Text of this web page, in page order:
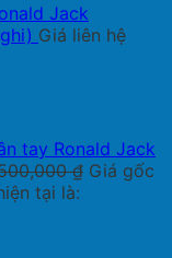
Jack
Giá liên hệ
tay Ronald Jack
₫ Giá gốc
tại là: